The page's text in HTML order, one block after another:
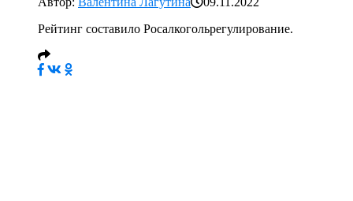
Рейтинг составило Росалкогольрегулирование.